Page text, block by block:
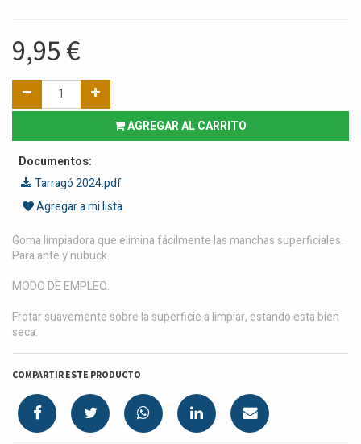
9,95 €
AGREGAR AL CARRITO
Documentos:
Tarragó 2024.pdf
Agregar a mi lista
Goma limpiadora que elimina fácilmente las manchas superficiales.
Para ante y nubuck.
MODO DE EMPLEO:
Frotar suavemente sobre la superficie a limpiar, estando esta bien
seca.
COMPARTIR ESTE PRODUCTO